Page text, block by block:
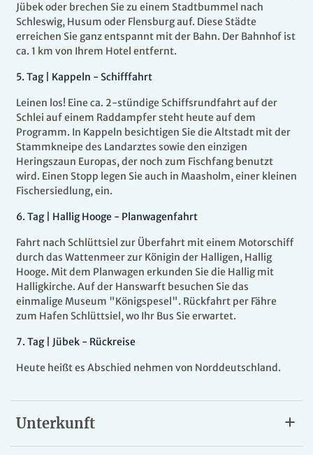
Jübek oder brechen Sie zu einem Stadtbummel nach
Schleswig, Husum oder Flensburg auf. Diese Städte
erreichen Sie ganz entspannt mit der Bahn. Der Bahnhof ist
ca. 1 km von Ihrem Hotel entfernt.
5. Tag | Kappeln - Schifffahrt
Leinen los! Eine ca. 2-stündige Schiffsrundfahrt auf der
Schlei auf einem Raddampfer steht heute auf dem
Programm. In Kappeln besichtigen Sie die Altstadt mit der
Stammkneipe des Landarztes sowie den einzigen
Heringszaun Europas, der noch zum Fischfang benutzt
wird. Einen Stopp legen Sie auch in Maasholm, einer kleinen
Fischersiedlung, ein.
6. Tag | Hallig Hooge - Planwagenfahrt
Fahrt nach Schlüttsiel zur Überfahrt mit einem Motorschiff
durch das Wattenmeer zur Königin der Halligen, Hallig
Hooge. Mit dem Planwagen erkunden Sie die Hallig mit
Halligkirche. Auf der Hanswarft besuchen Sie das
einmalige Museum "Königspesel". Rückfahrt per Fähre
zum Hafen Schlüttsiel, wo Ihr Bus Sie erwartet.
7. Tag | Jübek - Rückreise
Heute heißt es Abschied nehmen von Norddeutschland.
Unterkunft
Hotel Goos